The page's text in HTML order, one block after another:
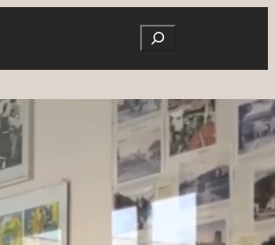
Search